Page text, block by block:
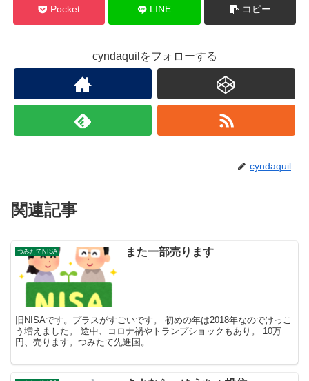
Pocket LINE コピー
cyndaquilをフォローする
cyndaquil
関連記事
つみたてNISA また一部売ります
旧NISAです。プラスがすごいです。 初めの年は2018年なのでけっこ
う増えました。 途中、コロナ禍やトランプショックもあり。 10万
円、売ります。つみたて先進国。